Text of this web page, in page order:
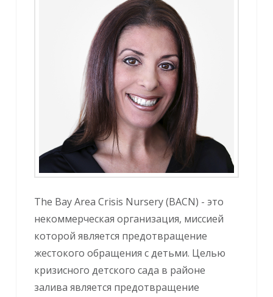
The Bay Area Crisis Nursery (BACN) - это
некоммерческая организация, миссией
которой является предотвращение
жестокого обращения с детьми. Целью
кризисного детского сада в районе
залива является предотвращение